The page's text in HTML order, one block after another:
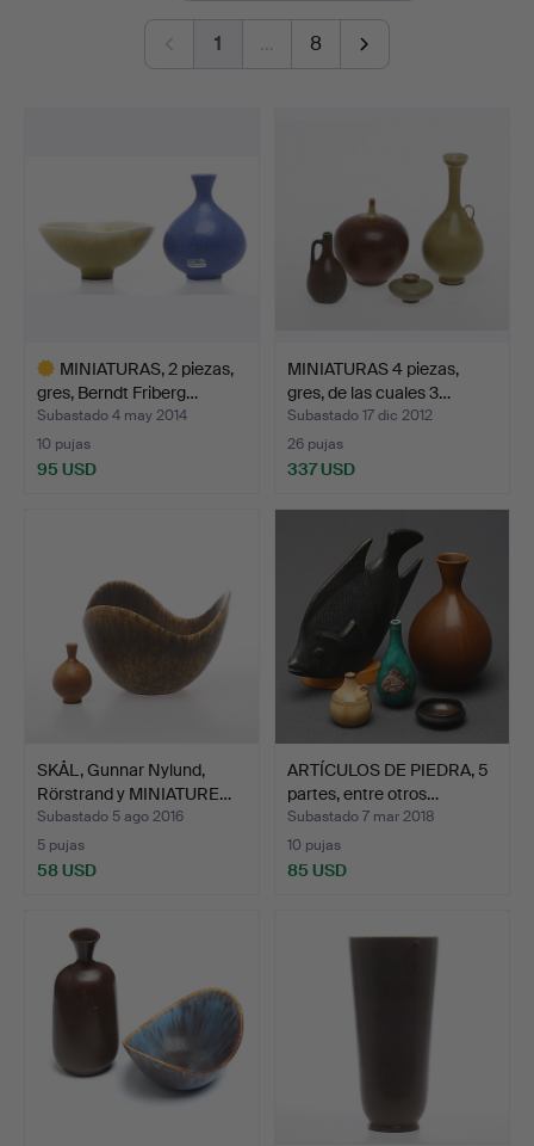
1 … 8
MINIATURAS, 2 piezas,
gres, Berndt Friberg…
Subastado 4 may 2014
10 pujas
95 USD
MINIATURAS 4 piezas,
gres, de las cuales 3…
Subastado 17 dic 2012
26 pujas
337 USD
SKÅL, Gunnar Nylund,
Rörstrand y MINIATURE…
Subastado 5 ago 2016
5 pujas
58 USD
ARTÍCULOS DE PIEDRA, 5
partes, entre otros…
Subastado 7 mar 2018
10 pujas
85 USD